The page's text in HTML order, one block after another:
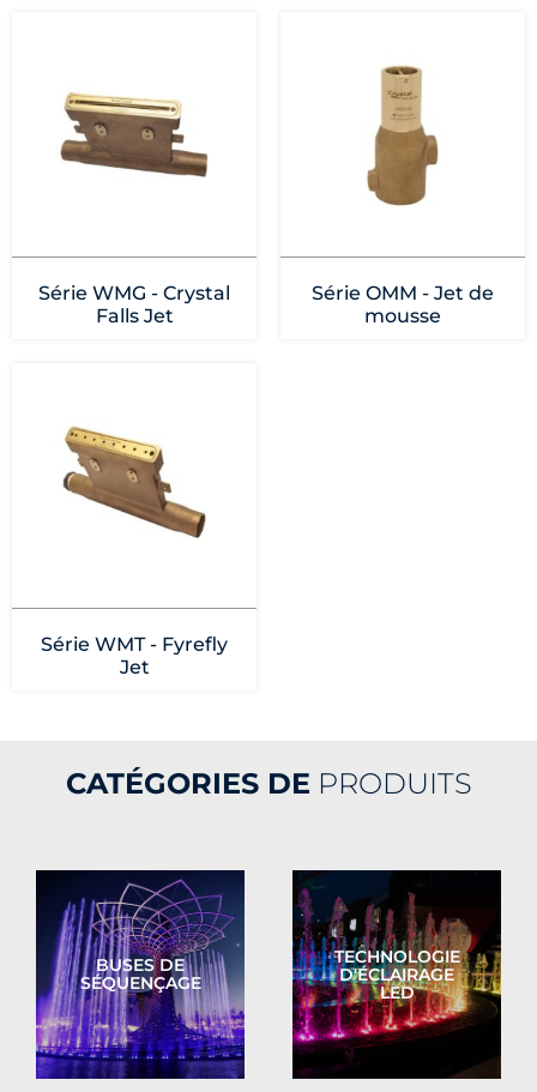
Série WMG - Crystal
Falls Jet
Série OMM - Jet de
mousse
Série WMT - Fyrefly
Jet
CATÉGORIES DE PRODUITS
BUSES DE
SÉQUENÇAGE
TECHNOLOGIE
D'ÉCLAIRAGE
LED